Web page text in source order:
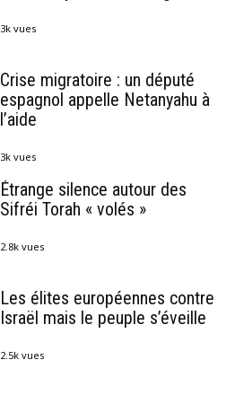
3k vues
Crise migratoire : un député
espagnol appelle Netanyahu à
l’aide
3k vues
Étrange silence autour des
Sifréi Torah « volés »
2.8k vues
Les élites européennes contre
Israël mais le peuple s’éveille
2.5k vues